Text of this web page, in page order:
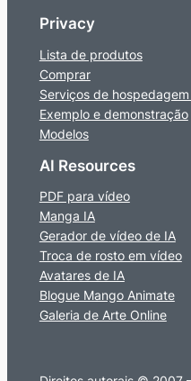
Privacy
Lista de produtos
Comprar
Serviços de
Exemplo e demonstração
Modelos
AI Resources
PDF para vídeo
Manga IA
Gerador de vídeo de IA
Troca de rosto em vídeo
Avatares de IA
Blogue Mango Animate
Galeria de Arte Online